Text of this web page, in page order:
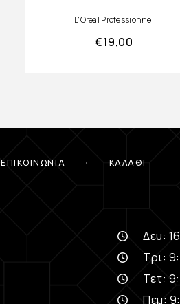
L'Oréal Professionnel
€19,00
ΕΠΙΚΟΙΝΩΝΊΑ ΚΑΛΆΘΙ
Δευ:
Τρι:
Τετ:
Πεμ: